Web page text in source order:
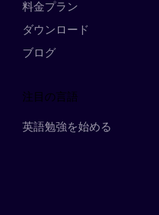
料金プラン
ダウンロード
ブログ
注目の言語
英語勉強を始める